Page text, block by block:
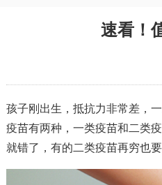
速看！
孩子刚出生，抵抗力非常差，
疫苗有两种，一类疫苗和二类
就错了，有的二类疫苗再穷也要